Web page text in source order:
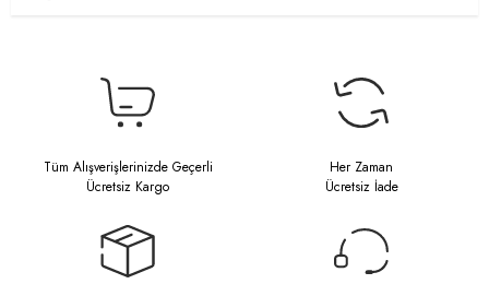
Tüm Alışverişlerinizde Geçerli
Ücretsiz Kargo
Her Zaman
Ücretsiz İade